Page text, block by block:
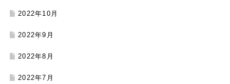
2022年10月
2022年9月
2022年8月
2022年7月